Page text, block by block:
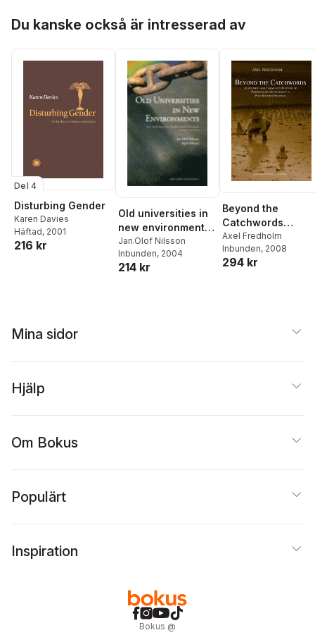
higher education
Development in
Post-Suharto
Du kanske också är intresserad av
Del 4
Disturbing Gender
Karen Davies
Häftad, 2001
216 kr
Old universities in
new environments :
new technology
and
internationalisation
Jan.Olof Nilsson
Inbunden, 2004
214 kr
Beyond the
Catchwords
Adjustment and
Community
Response to
Axel Fredholm
Inbunden, 2008
294 kr
Mina sidor
Hjälp
Om Bokus
Populärt
Inspiration
Bokus @